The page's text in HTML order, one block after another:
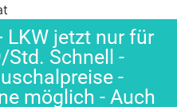
LKW jetzt nur für
Std. Schnell -
-
möglich - Auch